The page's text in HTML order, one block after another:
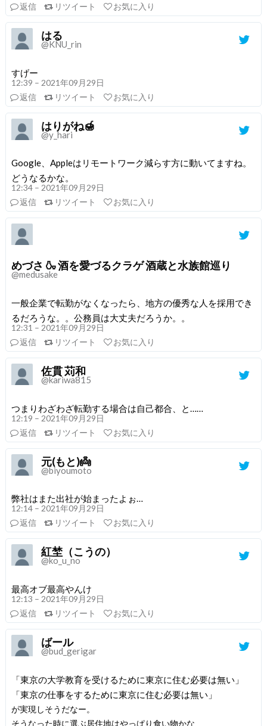
返信
リツイート お気に入り
はる
@KNU_rin
すげー
12:39 – 2021年09月29日
返信
リツイート お気に入り
はりがね🍯
@y_hari
Google、Appleはリモートワーク減らす方に動いてますね。
どうなるかな。
12:34 – 2021年09月29日
返信
リツイート お気に入り
めづさ 🍶 酒を愛づるクラゲ 酒蔵と水族館巡り
@medusake
一般企業で転勤がなくなったら、地方の優秀な人を採用でき
るだろうな。。公務員は大丈夫だろうか。。
12:31 – 2021年09月29日
返信
リツイート お気に入り
佐貫 苅和
@kariwa815
つまりわざわざ転勤する場合は自己都合、と……
12:19 – 2021年09月29日
返信
リツイート お気に入り
元(もと)👼
@biyoumoto
弊社はまた出社が始まったよぉ…
12:14 – 2021年09月29日
返信
リツイート お気に入り
紅埜（こうの）
@ko_u_no
最高オブ最高やんけ
12:13 – 2021年09月29日
返信
リツイート お気に入り
ばール
@bud_gerigar
「東京の大学教育を受けるために東京に住む必要は無い」
「東京の仕事をするために東京に住む必要は無い」
が実現しそうだなー。
そうなった時に選ぶ居住地はやっぱり食い物かな